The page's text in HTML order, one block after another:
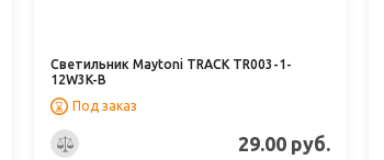
Светильник Maytoni TRACK TR003-1-
12W3K-B
Под заказ
29.00 руб.